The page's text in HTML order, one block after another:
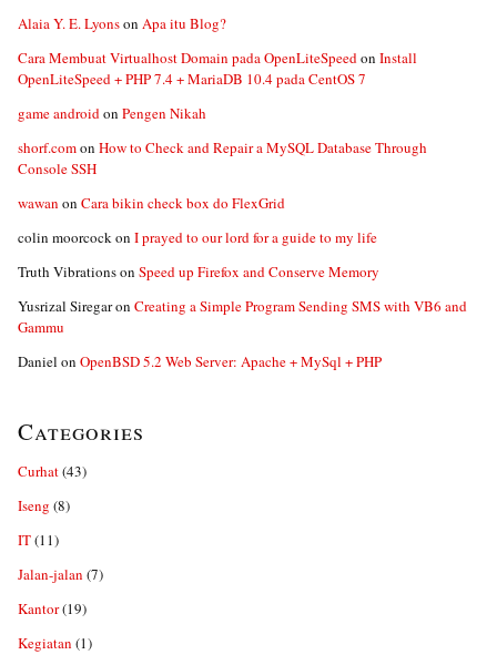
Alaia Y. E. Lyonson Apa itu Blog?
Cara Membuat Virtualhost Domain pada OpenLiteSpeedon Install
OpenLiteSpeed + PHP 7.4 + MariaDB 10.4 pada CentOS 7
game androidon Pengen Nikah
shorf.comon How to Check and Repair a MySQL Database Through
Console SSH
wawan on Cara bikin check box do FlexGrid
colin moorcockon I prayed to our lord for a guide to my life
Truth Vibrationson Speed up Firefox and Conserve Memory
Yusrizal Siregaron Creating a Simple Program Sending SMS with VB6 and
Gammu
Daniel on OpenBSD 5.2 Web Server: Apache + MySql + PHP
Categories
Curhat(43)
Iseng (8)
IT(11)
Jalan-jalan (7)
Kantor(19)
Kegiatan (1)